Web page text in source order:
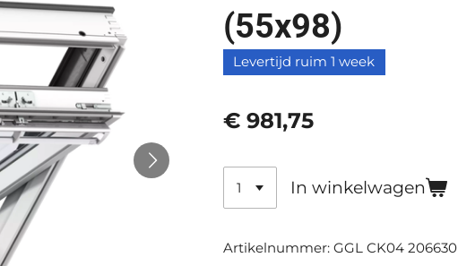
(55x98)
Levertijd ruim 1 week
€ 981,75
In winkelwagen
Artikelnummer: GGL CK04 206630